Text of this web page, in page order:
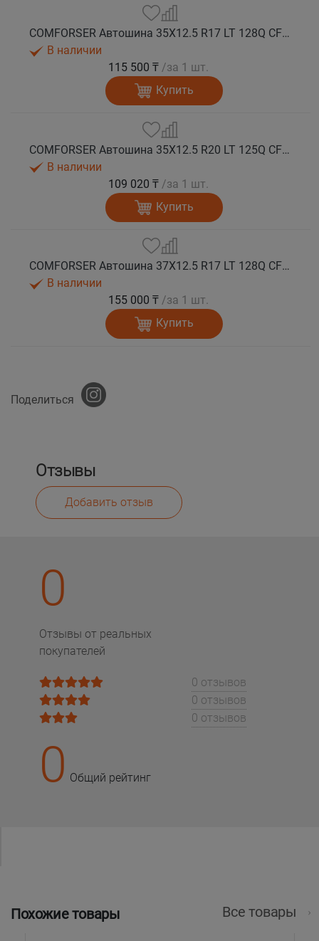
COMFORSER Автошина 35X12.5 R17 LT 128Q CF9000 R/T RWL 12PR лето
В наличии
115 500 ₸ /за 1 шт.
Купить
COMFORSER Автошина 35X12.5 R20 LT 125Q CF9000 R/T RWL 12PR лето
В наличии
109 020 ₸ /за 1 шт.
Купить
COMFORSER Автошина 37X12.5 R17 LT 128Q CF9000 R/T RWL 12PR лето
В наличии
155 000 ₸ /за 1 шт.
Купить
Поделиться
Отзывы
Добавить отзыв
0
Отзывы от реальных
покупателей
0 отзывов
0 отзывов
0 отзывов
0 Общий рейтинг
Похожие товары Все товары